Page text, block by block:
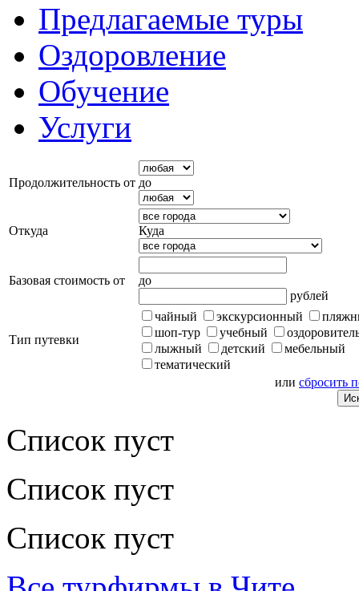
Предлагаемые туры
Оздоровление
Обучение
Услуги
Продолжительность от до
Откуда Куда
Базовая стоимость от
до
рублей
Тип путевки
чайный экскурсионный
шоп-тур
учебный
лыжный
детский
мебельный
тематический
или сбросить
Список пуст
Список пуст
Список пуст